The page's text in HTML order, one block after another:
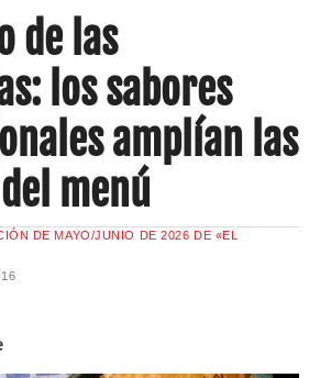
de las
los sabores
amplían las
menú
DE MAYO/JUNIO DE 2026 DE «EL